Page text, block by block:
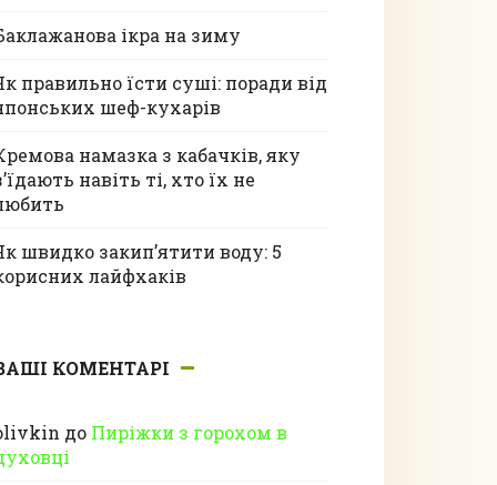
ікра на зиму
правильно їсти суші: поради від
шеф-кухарів
намазка з кабачків, яку
навіть ті, хто їх не
швидко закип’ятити воду: 5
лайфхаків
КОМЕНТАРІ
до Пиріжки з горохом в